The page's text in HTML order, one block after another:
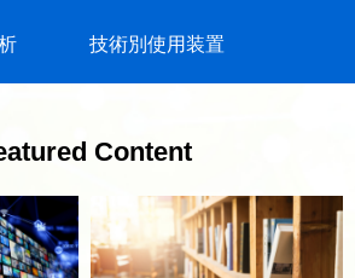
技術別使用装置
Content